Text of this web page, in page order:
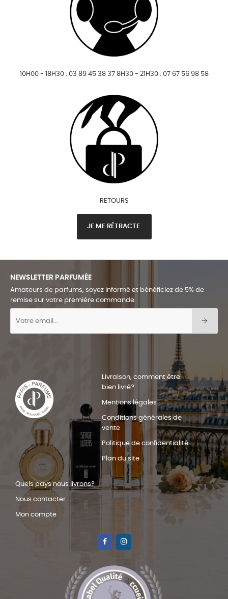
10H00 - 18H30 : 03 89 45 38 37 8H30 - 21H30 : 07 67 56 98 58
RETOURS
JE ME RÉTRACTE
NEWSLETTER PARFUMÉE
Amateurs de parfums, soyez informé et bénéficiez de 5% de
remise sur votre première commande.
Livraison, comment être
bien livré?
Mentions légales
Conditions générales de
vente
Politique de confidentialité
Plan du site
Quels pays nous livrons?
Nous contacter
Mon compte